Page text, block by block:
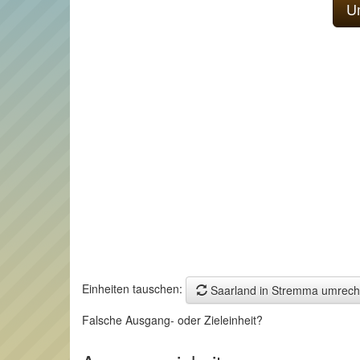
Einheiten tauschen:
Saarland in Stremma
Falsche Ausgang- oder Zieleinheit?